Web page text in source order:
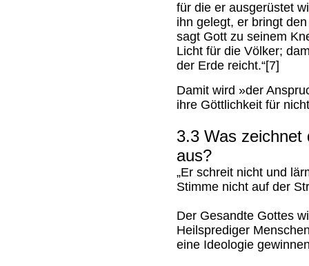
für die er ausgerüstet
ihn gelegt, er bringt
sagt Gott zu seinem
Licht für die Völker;
der Erde reicht.“[7]
Damit wird »der
ihre Göttlichkeit für
3.3 Was
aus?
„Er schreit nicht und
Stimme nicht auf der
Der Gesandte Gottes
Heilsprediger
eine Ideologie